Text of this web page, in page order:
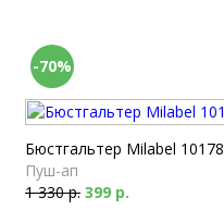
-70%
Бюстгальтер Milabel 10178
Пуш-ап
1 330 р. 399 р.